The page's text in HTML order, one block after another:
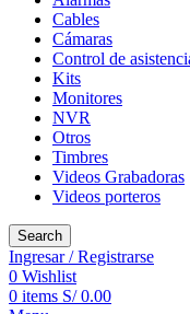
Cables
Cámaras
Control de
Kits
Monitores
NVR
Otros
Timbres
Videos Grabadoras
Videos porteros
Search
Ingresar / Registrarse
0 Wishlist
0 items S/0.00